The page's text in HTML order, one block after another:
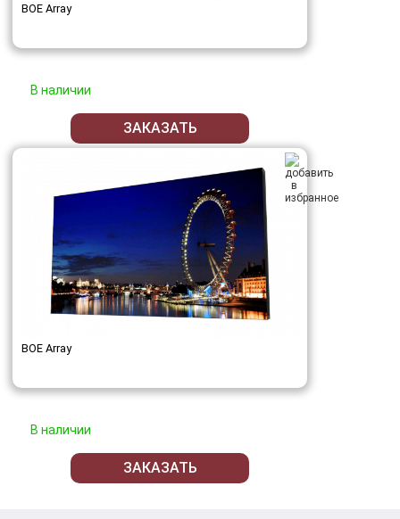
BOE Array
В наличии
ЗАКАЗАТЬ
BOE Array
В наличии
ЗАКАЗАТЬ